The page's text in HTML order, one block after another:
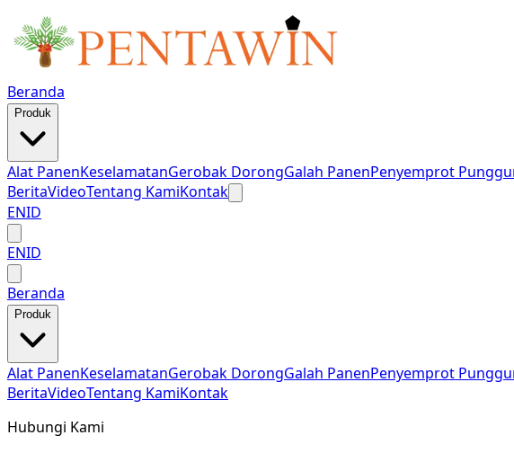
Beranda
Produk
Alat PanenKeselamatanGerobak DorongGalah PanenPenyemprot
BeritaVideoTentang KamiKontak
ENID
ENID
Beranda
Produk
Alat PanenKeselamatanGerobak DorongGalah PanenPenyemprot
BeritaVideoTentang KamiKontak
Hubungi Kami